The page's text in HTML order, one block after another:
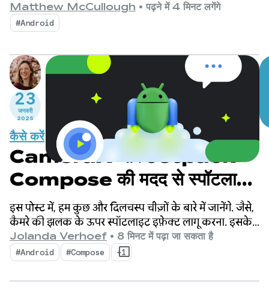
थी. इसके बाद से, हमें Android कम्यूनिटी से काफ़ी उत्साह
देखने को मिला है.
Matthew McCullough • पढ़ने में 4 मिनट लगेंगे
#Android
23
जनवरी
2025
कैसे करें
CameraX और Jetpack
Compose की मदद से स्पॉटलाइट
इफ़ेक्ट बनाना
इस पोस्ट में, हम कुछ और दिलचस्प चीज़ों के बारे में जानेंगे. जैसे,
कैमरे की झलक के ऊपर स्पॉटलाइट इफ़ेक्ट लागू करना. इसके
लिए, चेहरे का पता लगाने की सुविधा का इस्तेमाल करना.
Jolanda Verhoef • 8 मिनट में पढ़ा जा सकता है
#Android #Compose +1